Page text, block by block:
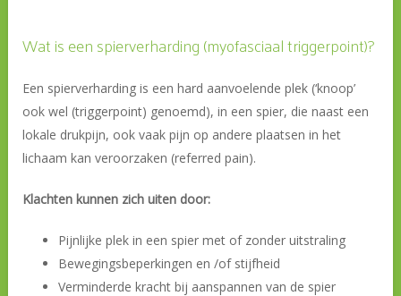
Wat is een spierverharding (myofasciaal triggerpoint)?
Een spierverharding is een hard aanvoelende plek (‘knoop’
ook wel (triggerpoint) genoemd), in een spier, die naast een
lokale drukpijn, ook vaak pijn op andere plaatsen in het
lichaam kan veroorzaken (referred pain).
Klachten kunnen zich uiten door:
Pijnlijke plek in een spier met of zonder uitstraling
Bewegingsbeperkingen en /of stijfheid
Verminderde kracht bij aanspannen van de spier